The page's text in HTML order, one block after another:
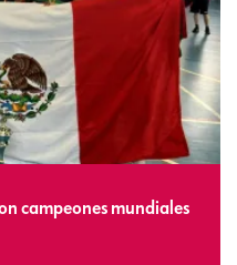
campeones mundiales